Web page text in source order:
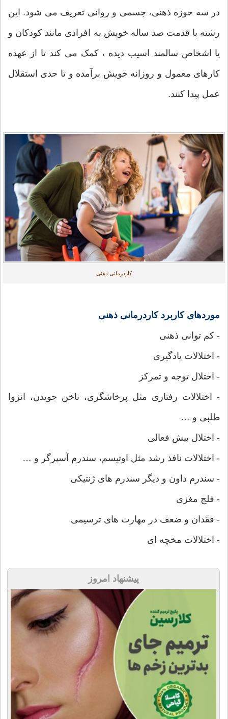
در سه حوزه ذهنی، جسمی و روانی تعریف می شود. این
رشته با قدمت صد ساله خویش به افرادی مانند کودکان و
یا اشخاص سالمند اسیب دیده ، کمک می کند تا از عهده
کارهای معمول و روزانه خویش برآمده و تا حدی استقلال
عمل پیدا کنند.
کاردرمانی ذهنی
موردهای کاربرد کاردرمانی ذهنی
- کم توانی ذهنی
- اختلالات یادگیری
- اختلال توجه و تمرکز
- اختلالات رفتاری مثل پرخاشگری، ناخن جویدن، انزوا
طلبی و …
- اختلال بیش فعالی
- اختلالات نافذ رشد مثل اوتیسم، سندرم آسپرگر و …
- سندرم داون و دیگر سندرم های ژنتیکی
- فلج مغزی
- فقدان و ضعف در مهارت های ترسیمی
- اختلالات مخچه ای
پیشنهاد امروز